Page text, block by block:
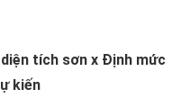
tích sơn x Định mức
kiến